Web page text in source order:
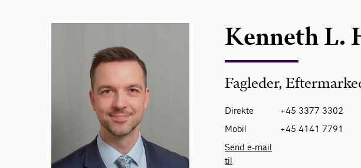
Kenneth L.
Fagleder,
Direkte
+45 3377 3302
Mobil
+45 4141 7791
Send e-mail
til